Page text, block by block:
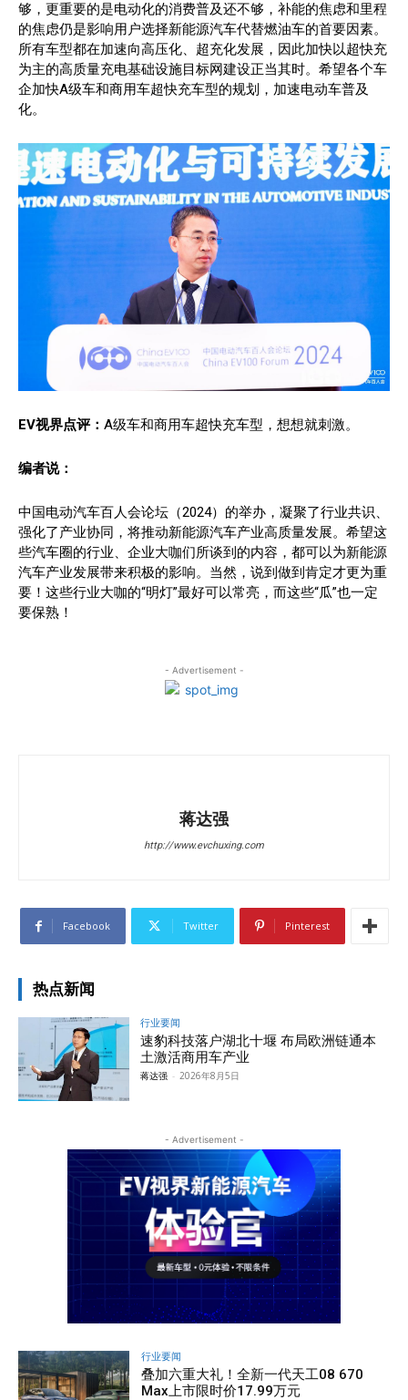
够，更重要的是电动化的消费普及还不够，补能的焦虑和里程
的焦虑仍是影响用户选择新能源汽车代替燃油车的首要因素。
所有车型都在加速向高压化、超充化发展，因此加快以超快充
为主的高质量充电基础设施目标网建设正当其时。希望各个车
企加快A级车和商用车超快充车型的规划，加速电动车普及
化。
EV视界点评： A级车和商用车超快充车型，想想就刺激。
编者说：
中国电动汽车百人会论坛（2024）的举办，凝聚了行业共识、
强化了产业协同，将推动新能源汽车产业高质量发展。希望这
些汽车圈的行业、企业大咖们所谈到的内容，都可以为新能源
汽车产业发展带来积极的影响。当然，说到做到肯定才更为重
要！这些行业大咖的“明灯”最好可以常亮，而这些“瓜”也一定
要保熟！
- Advertisement -
蒋达强
http://www.evchuxing.com
Facebook Twitter Pinterest
热点新闻
行业要闻
速豹科技落户湖北十堰 布局欧洲链通本
土激活商用车产业
蒋达强 - 2026年8月5日
- Advertisement -
行业要闻
叠加六重大礼！全新一代天工08 670
Max上市限时价17.99万元